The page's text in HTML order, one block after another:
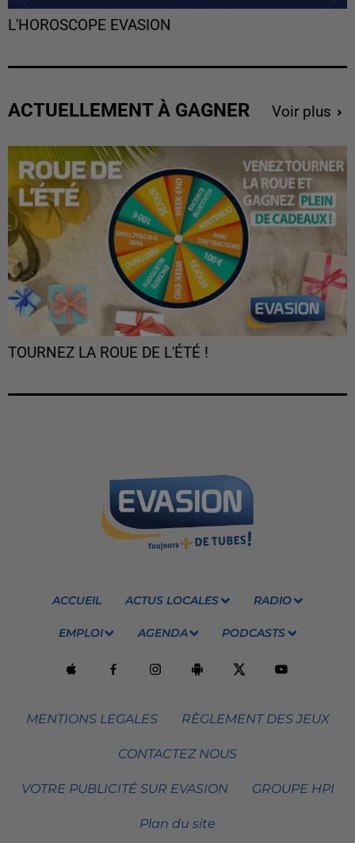
L'HOROSCOPE EVASION
ACTUELLEMENT À GAGNER Voir plus
TOURNEZ LA ROUE DE L'ÉTÉ !
ACCUEIL ACTUS LOCALES RADIO
EMPLOI AGENDA PODCASTS
MENTIONS LEGALES RÈGLEMENT DES JEUX
CONTACTEZ NOUS
VOTRE PUBLICITÉ SUR EVASION GROUPE HPI
Plan du site